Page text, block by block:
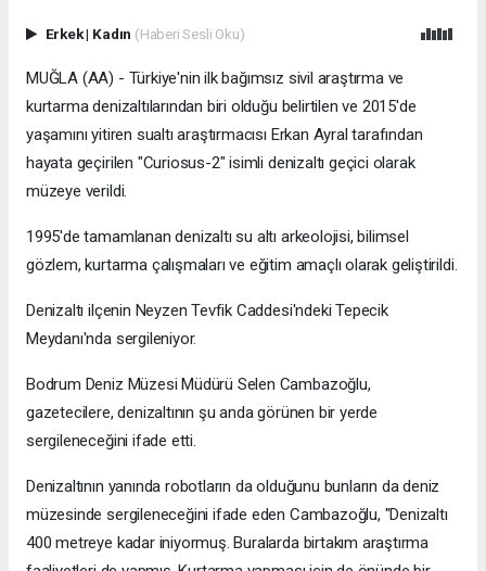
Erkek| Kadın (Haberi Sesli Oku)
MUĞLA (AA) - Türkiye'nin ilk bağımsız sivil araştırma ve
kurtarma denizaltılarından biri olduğu belirtilen ve 2015'de
yaşamını yitiren sualtı araştırmacısı Erkan Ayral tarafından
hayata geçirilen "Curiosus-2" isimli denizaltı geçici olarak
müzeye verildi.
1995'de tamamlanan denizaltı su altı arkeolojisi, bilimsel
gözlem, kurtarma çalışmaları ve eğitim amaçlı olarak geliştirildi.
Denizaltı ilçenin Neyzen Tevfik Caddesi'ndeki Tepecik
Meydanı'nda sergileniyor.
Bodrum Deniz Müzesi Müdürü Selen Cambazoğlu,
gazetecilere, denizaltının şu anda görünen bir yerde
sergileneceğini ifade etti.
Denizaltının yanında robotların da olduğunu bunların da deniz
müzesinde sergileneceğini ifade eden Cambazoğlu, "Denizaltı
400 metreye kadar iniyormuş. Buralarda birtakım araştırma